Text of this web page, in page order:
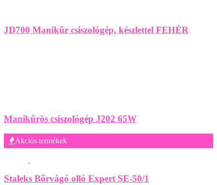
JD700 Manikűr csiszológép, készlettel FEHÉR
Manikűrös csiszológép J202 65W
Akciós termékek
Staleks Bőrvágó olló Expert SE-50/1